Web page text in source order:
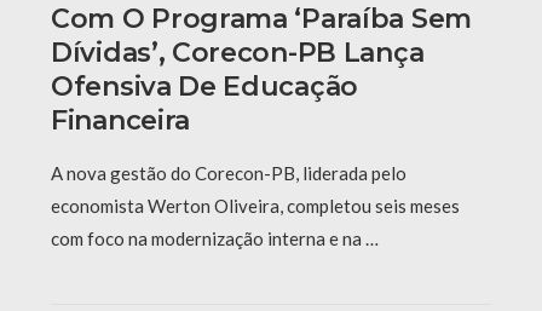
Com O Programa ‘Paraíba Sem
Dívidas’, Corecon-PB Lança
Ofensiva De Educação
Financeira
A nova gestão do Corecon-PB, liderada pelo
economista Werton Oliveira, completou seis meses
com foco na modernização interna e na …